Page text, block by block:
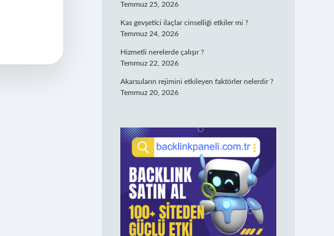
Temmuz 25, 2026
Kas gevşetici ilaçlar cinselliği etkiler mi ?
Temmuz 24, 2026
Hizmetli nerelerde çalışır ?
Temmuz 22, 2026
Akarsuların rejimini etkileyen faktörler nelerdir ?
Temmuz 20, 2026